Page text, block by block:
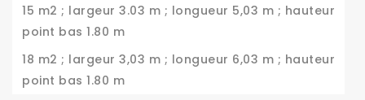
15 m2 ; largeur 3.03 m ; longueur 5,03 m ; hauteur
point bas 1.80 m
18 m2 ; largeur 3,03 m ; longueur 6,03 m ; hauteur
point bas 1.80 m